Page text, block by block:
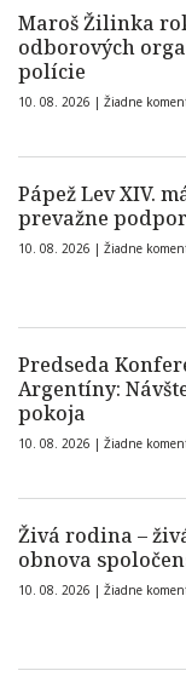
Maroš Žilinka
odborových
polície
10. 08. 2026 | Žiadne
Pápež Lev XIV.
prevažne
10. 08. 2026 | Žiadne
Predseda
Argentíny:
pokoja
10. 08. 2026 | Žiadne
Živá rodina –
obnova
10. 08. 2026 | Žiadne